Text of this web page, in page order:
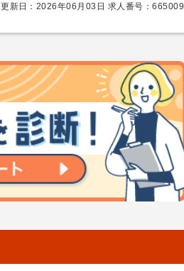
更新日：2026年06月03日 求人番号：665009